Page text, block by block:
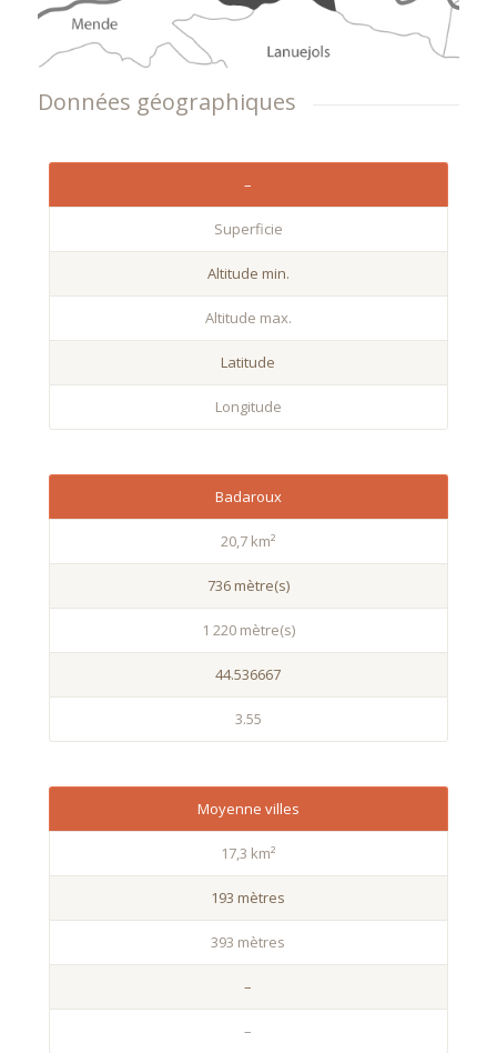
Données géographiques
–
Superficie
Altitude min.
Altitude max.
Latitude
Longitude
Badaroux
20,7 km²
736 mètre(s)
1 220 mètre(s)
44.536667
3.55
Moyenne villes
17,3 km²
193 mètres
393 mètres
–
–